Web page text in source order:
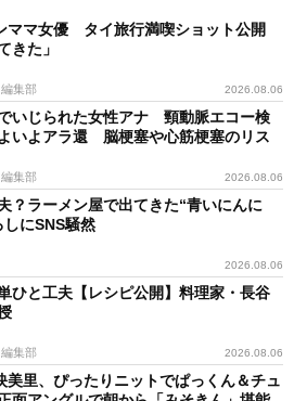
ママ女優 タイ旅行満喫ショット公開
きた」
集部 2026.08.06
でいじられた女性アナ 頸動脈エコー検
いよアラ還 脳梗塞や心筋梗塞のリス
集部 2026.08.06
？ラーメン屋で出てきた“青いにんに
にSNS騒然
2026.08.06
ひと工夫【レシピ公開】料理家・長谷
集部 2026.08.06
美里、ぴったりニットでぱっくん＆チュ